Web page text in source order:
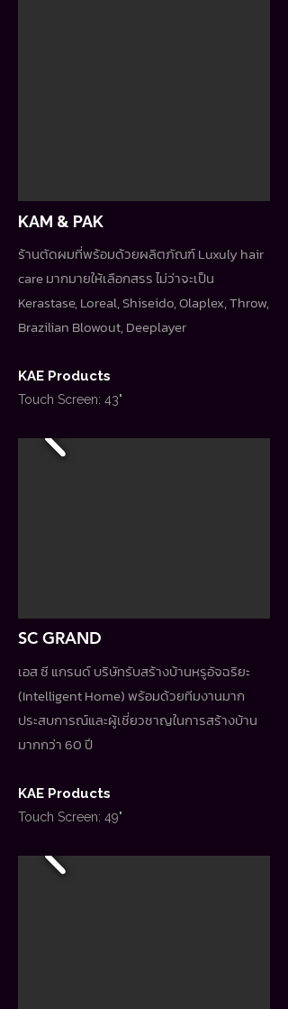
KAM & PAK
ร้านตัดผมที่พร้อมด้วยผลิตภัณฑ์ Luxuly hair
care มากมายให้เลือกสรร ไม่ว่าจะเป็น
Kerastase, Loreal, Shiseido, Olaplex, Throw,
Brazilian Blowout, Deeplayer
KAE Products
Touch Screen: 43"
SC GRAND
เอส ซี แกรนด์ บริษัทรับสร้างบ้านหรูอัจฉริยะ
(Intelligent Home) พร้อมด้วยทีมงานมาก
ประสบการณ์และผู้เชี่ยวชาญในการสร้างบ้าน
มากกว่า 60 ปี
KAE Products
Touch Screen: 49"